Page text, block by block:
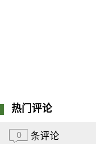
热门评论
0 条评论